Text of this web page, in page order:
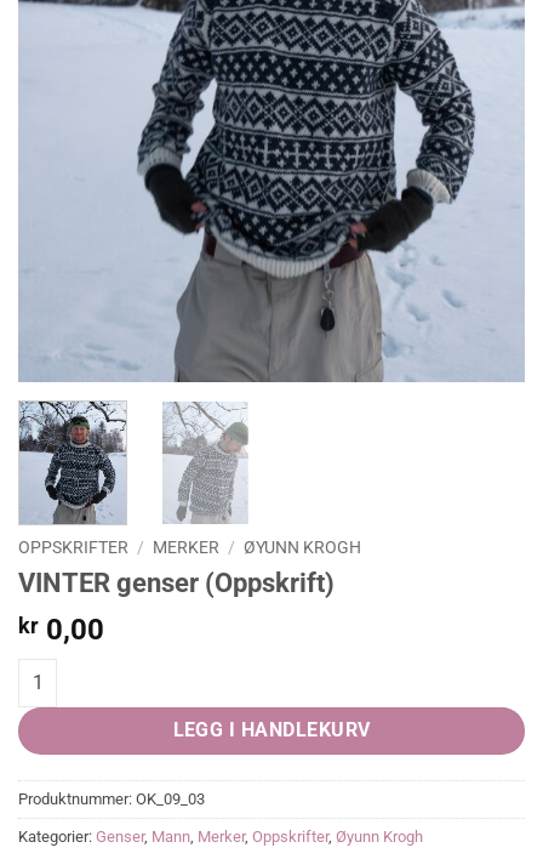
OPPSKRIFTER / MERKER / ØYUNN KROGH
VINTER genser (Oppskrift)
kr 0,00
VINTER genser (Oppskrift) quantity
LEGG I HANDLEKURV
Produktnummer: OK_09_03
Kategorier: Genser, Mann Merker, Oppskrifter, Øyunn Krogh